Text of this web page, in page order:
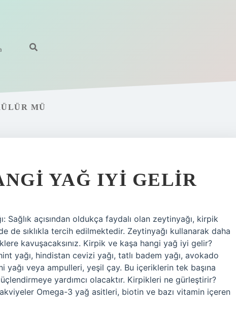
MÜ
YAĞ IYI GELIR
Sağlık açısından oldukça faydalı olan zeytinyağı, kirpik
de sıklıkla tercih edilmektedir. Zeytinyağı kullanarak daha
kavuşacaksınız. Kirpik ve kaşa hangi yağ iyi gelir?
yağı, hindistan cevizi yağı, tatlı badem yağı, avokado
yağı veya ampulleri, yeşil çay. Bu içeriklerin tek başına
yardımcı olacaktır. Kirpikleri ne gürleştirir?
Omega-3 yağ asitleri, biotin ve bazı vitamin içeren